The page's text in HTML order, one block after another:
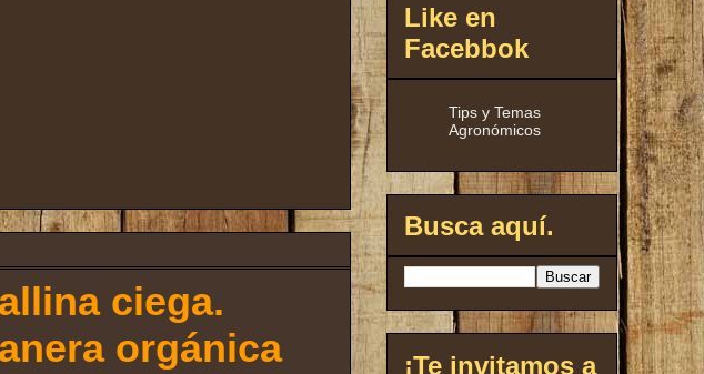
ciega.
orgánica
Like en
Facebbok
Tips y Temas
Agronómicos
Busca aquí.
¡Te invitamos a